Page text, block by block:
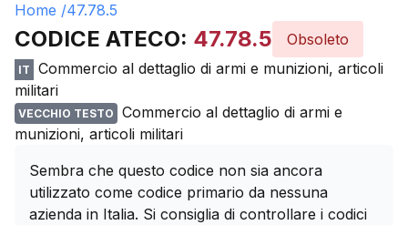
Home /47.78.5
CODICE ATECO: 47.78.5 Obsoleto
IT
Commercio al dettaglio di armi e munizioni, articoli
militari
VECCHIO TESTO
Commercio al dettaglio di armi e
munizioni, articoli militari
Sembra che questo codice non sia ancora
utilizzato come codice primario da nessuna
azienda in Italia. Si consiglia di controllare i codici